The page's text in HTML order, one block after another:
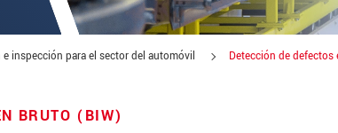
inspección para el sector del automóvil Detección de defectos
BRUTO (BIW)